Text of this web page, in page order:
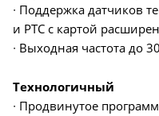
∙ Поддержка датчиков
и PTC с картой
∙ Выходная частота до
Технологичный
∙ Продвинутое